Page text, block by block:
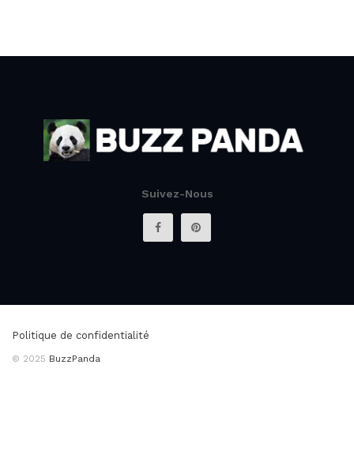
Suivez-Nous
Politique de confidentialité
© 2025 BuzzPanda